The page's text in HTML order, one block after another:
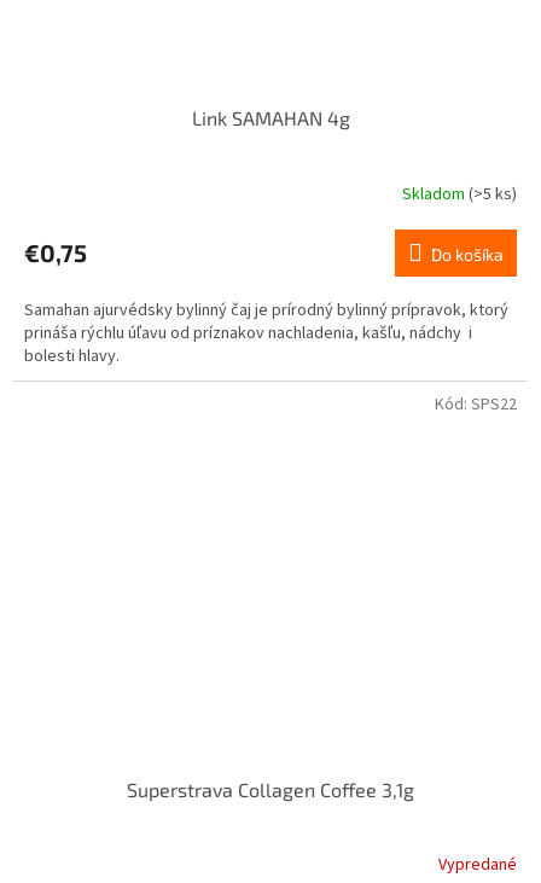
Link SAMAHAN 4g
Skladom (>5 ks)
€0,75 Do košíka
Samahan ajurvédsky bylinný čaj je prírodný bylinný prípravok, ktorý
prináša rýchlu úľavu od príznakov nachladenia, kašľu, nádchy i
bolesti hlavy.
Superstrava Collagen Coffee 3,1g
Vypredané
Kód: SPS22